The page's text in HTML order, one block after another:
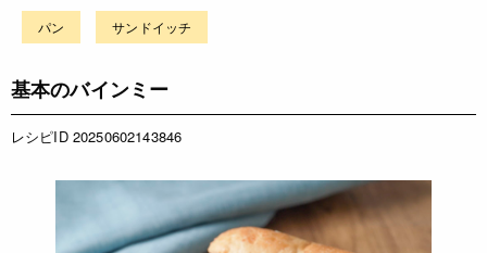
パン サンドイッチ
基本のバインミー
レシピID 20250602143846